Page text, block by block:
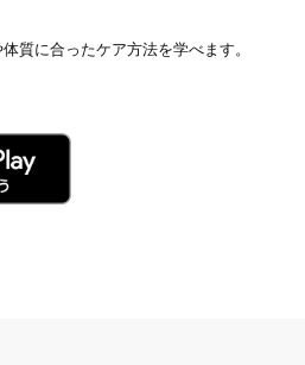
質に合ったケア方法を学べます。